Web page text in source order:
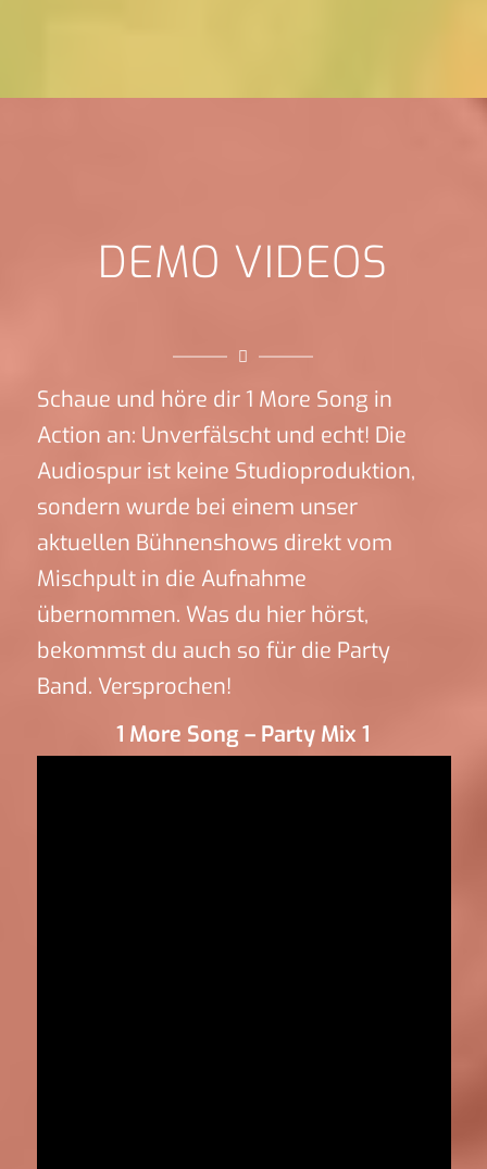
DEMO VIDEOS
Schaue und höre dir 1 More Song in
Action an: Unverfälscht und echt! Die
Audiospur ist keine Studioproduktion,
sondern wurde bei einem unser
aktuellen Bühnenshows direkt vom
Mischpult in die Aufnahme
übernommen. Was du hier hörst,
bekommst du auch so für die Party
Band. Versprochen!
1 More Song – Party Mix 1